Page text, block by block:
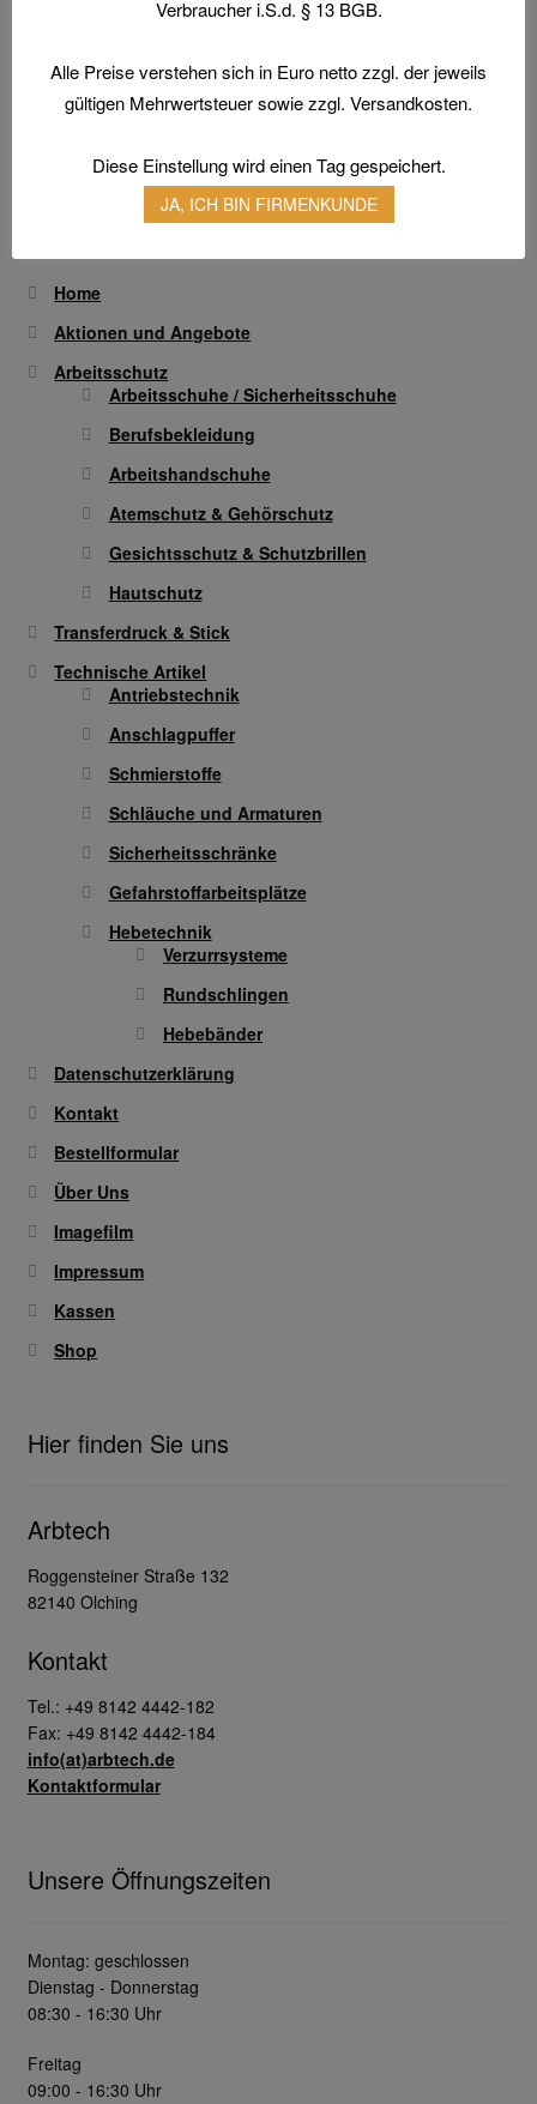
Optionen
können
der
gewählt
werden
TEGERA® 8802 INFINITY
Ausführung wählen
Dieses
weist
Varianten
auf.
der
Home
Aktionen und Angebote
Arbeitsschutz
Arbeitsschuhe / Sicherheitsschuhe
Berufsbekleidung
Arbeitshandschuhe
Atemschutz & Gehörschutz
Gesichtsschutz & Schutzbrillen
Hautschutz
Transferdruck & Stick
Technische Artikel
Antriebstechnik
Anschlagpuffer
Schmierstoffe
Schläuche und Armaturen
Sicherheitsschränke
Gefahrstoffarbeitsplätze
Hebetechnik
Verzurrsysteme
Rundschlingen
Hebebänder
Datenschutzerklärung
Kontakt
Bestellformular
Über Uns
Imagefilm
Impressum
Kassen
Shop
Hier finden Sie uns
Arbtech
Roggensteiner Straße 132
82140 Olching
Kontakt
Tel.: +49 8142 4442-182
Fax: +49 8142 4442-184
info(at)arbtech.de
Kontaktformular
Unsere Öffnungszeiten
Montag: geschlossen
Dienstag - Donnerstag
08:30 - 16:30 Uhr
Freitag
09:00 - 16:30 Uhr
Verbraucher i.S.d. § 13 BGB.
Alle Preise verstehen sich in Euro netto zzgl. der jeweils
gültigen Mehrwertsteuer sowie zzgl. Versandkosten.
Diese Einstellung wird einen Tag gespeichert.
JA, ICH BIN FIRMENKUNDE